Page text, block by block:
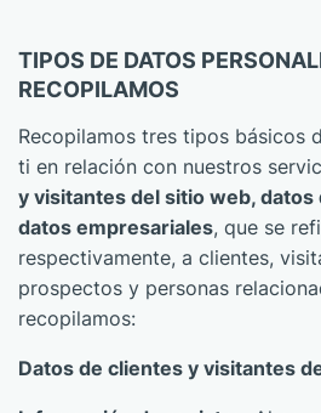
TIPOS DE DATOS
RECOPILAMOS
Recopilamos tres tipos básicos
ti en relación con nuestros
y visitantes del sitio web,
datos empresariales, que se
respectivamente, a clientes,
prospectos y personas
recopilamos:
Datos de clientes y visitantes